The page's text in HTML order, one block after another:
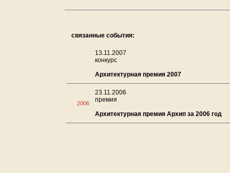
связанные события:
13.11.2007
конкурс
Архитектурная премия 2007
2006
23.11.2006
премия
Архитектурная премия Архип за 2006 год